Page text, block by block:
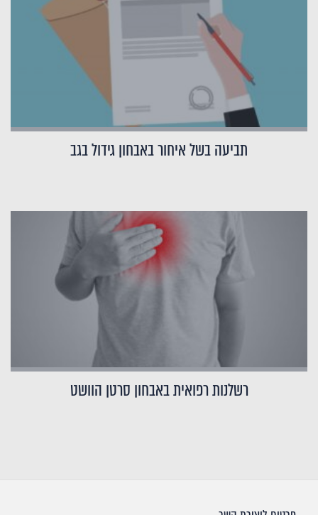
תביעה בשל איחור באבחון גידול בגב
רשלנות רפואית באבחון סרטן הוושט